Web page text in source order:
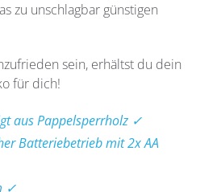
zu unschlagbar günstigen
sein, erhältst du dein
für dich!
aus Pappelsperrholz ✓
Batteriebetrieb mit 2x AA
✓